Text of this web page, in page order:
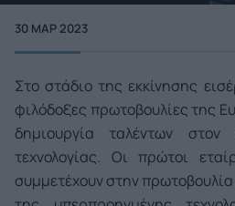
30 ΜΑΡ 2023
Στο στάδιο της εκκίνησης
φιλόδοξες πρωτοβουλίες της
δημιουργία ταλέντων
τεχνολογίας. Οι πρώτοι
συμμετέχουν στην